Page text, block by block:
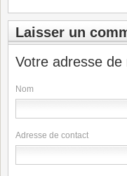
Laisser un
Votre adresse
Nom
Adresse de contact